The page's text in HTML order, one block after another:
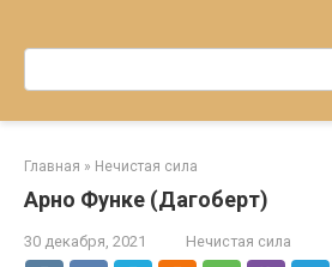
Поиск:
Главная » Нечистая сила
Арно Функе (Дагоберт)
30 декабря, 2021 Нечистая сила